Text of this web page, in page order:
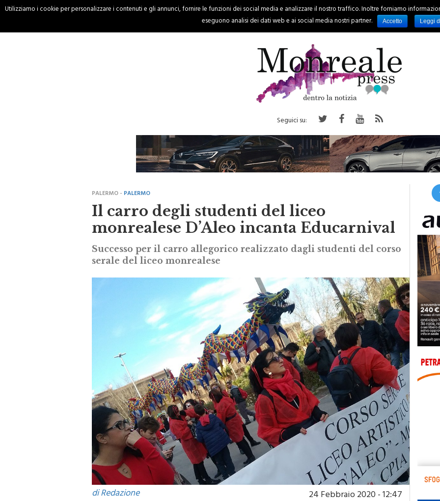
HOME CRONACA PALERMO REGIONE EVENTI RUBRICHE SPORT
Seguici su:
PALERMO - PALERMO
Il carro degli studenti del liceo
monrealese D’Aleo incanta Educarnival
Successo per il carro allegorico realizzato dagli studenti del corso
serale del liceo monrealese
di Redazione
24 Febbraio 2020 - 12:47
Utilizziamo i cookie per personalizzare i contenuti e gli annunci, fornire le funzioni dei social media e analizzare il nostro traffico. Inoltre forniamo
eseguono analisi dei dati web e ai social media nostri partner.
Accetto Leggi